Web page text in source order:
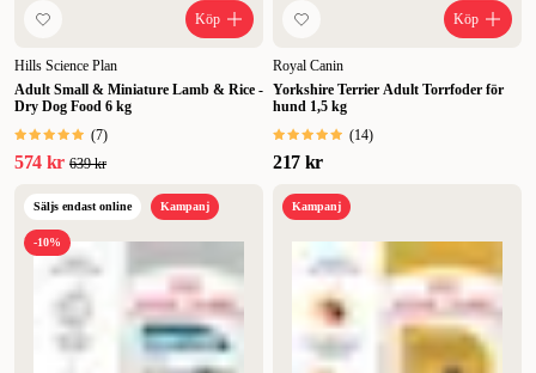
Köp
Hills Science Plan
Adult Small & Miniature Lamb & Rice -
Dry Dog Food 6 kg
(7)
574 kr 639 kr
Köp
Royal Canin
Yorkshire Terrier Adult Torrfoder för
hund 1,5 kg
(14)
217 kr
Säljs endast online Kampanj
-10%
Kampanj